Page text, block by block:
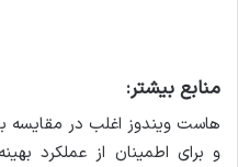
منابع بیشتر:
هاست ویندوز اغلب در مقایسه
و برای اطمینان از عملکرد